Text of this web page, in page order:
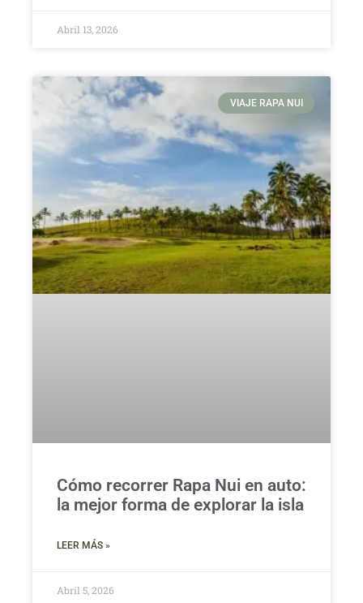
Abril 13, 2026
VIAJE RAPA NUI
Cómo recorrer Rapa Nui en auto:
la mejor forma de explorar la isla
LEER MÁS »
Abril 5, 2026